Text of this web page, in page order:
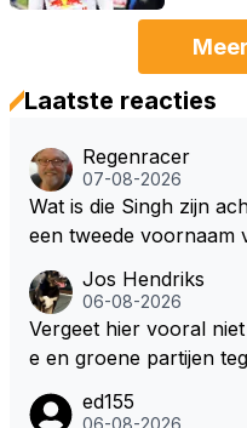
Laatste reacties
Regenracer
07-08-2026
Wat is die Singh zijn
een tweede voornaam
Jos Hendriks
06-08-2026
Vergeet hier vooral
e en groene partijen
over dan kunnen ze
ed155
06-08-2026